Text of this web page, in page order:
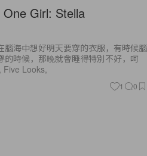
Girl: Stella
腦海中想好明天要穿的衣服，有時候腦
時候，那晚就會睡得特別不好，呵
Five Looks,
1 0